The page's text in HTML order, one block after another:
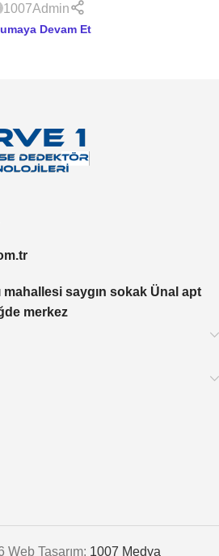
1007Admin
Devam Et
mahallesi saygın sokak Ünal apt
merkez
Web Tasarım: 1007 Medya